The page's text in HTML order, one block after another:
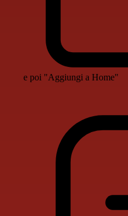
e poi "Aggiungi a Home"